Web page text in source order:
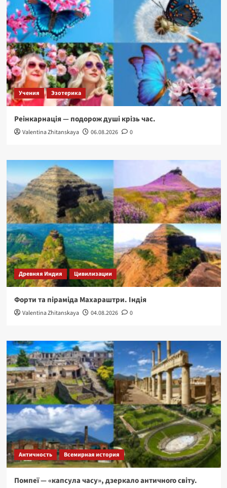
Учения Эзотерика
Реінкарнація — подорож душі крізь час.
Valentina Zhitanskaya 06.08.2026 0
Древняя Индия Цивилизации
Форти та піраміда Махараштри. Індія
Valentina Zhitanskaya 04.08.2026 0
Античность Всемирная история
Помпеї — «капсула часу», дзеркало античного світу.